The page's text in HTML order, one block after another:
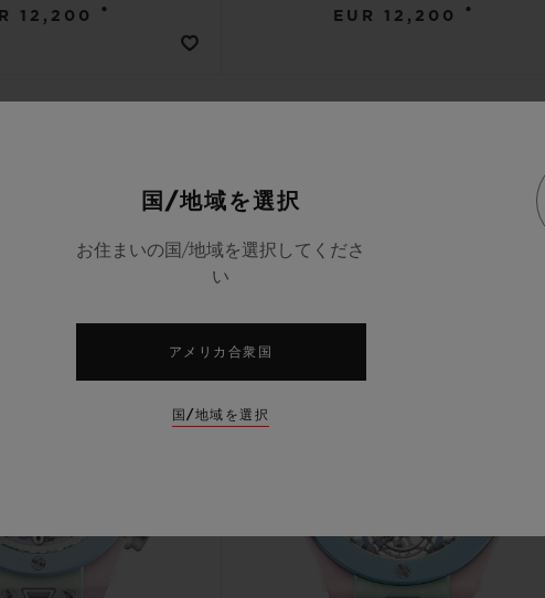
12,200 • EUR 12,200 •
国/地域を選択
お住まいの国/地域を選択してくださ
い
アメリカ合衆国
国/地域を選択